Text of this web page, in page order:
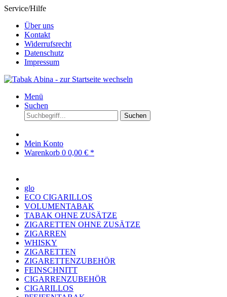
Service/Hilfe
Über uns
Kontakt
Widerrufsrecht
Datenschutz
Impressum
Menü
Suchen
Suchen
Mein Konto
Warenkorb 0 0,00 € *
glo
ECO CIGARILLOS
VOLUMENTABAK
TABAK OHNE ZUSÄTZE
ZIGARETTEN OHNE ZUSÄTZE
ZIGARREN
WHISKY
ZIGARETTEN
ZIGARETTENZUBEHÖR
FEINSCHNITT
CIGARRENZUBEHÖR
CIGARILLOS